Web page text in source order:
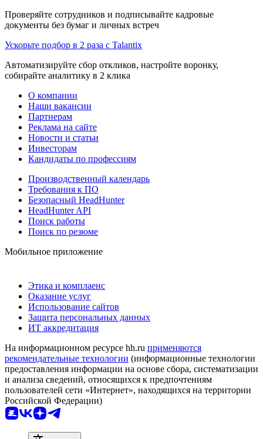
Проверяйте сотрудников и подписывайте кадровые
документы без бумаг и личных встреч
Ускорьте подбор в 2 раза с Talantix
Автоматизируйте сбор откликов, настройте воронку,
собирайте аналитику в 2 клика
О компании
Наши вакансии
Партнерам
Реклама на сайте
Новости и статьи
Инвесторам
Кандидаты по профессиям
Производственный календарь
Требования к ПО
Безопасный HeadHunter
HeadHunter API
Поиск работы
Поиск по резюме
Мобильное приложение
Этика и комплаенс
Оказание услуг
Использование сайтов
Защита персональных данных
ИТ аккредитация
На информационном ресурсе hh.ru применяются
рекомендательные технологии (информационные технологии
предоставления информации на основе сбора, систематизации
и анализа сведений, относящихся к предпочтениям
пользователей сети «Интернет», находящихся на территории
Российской Федерации)